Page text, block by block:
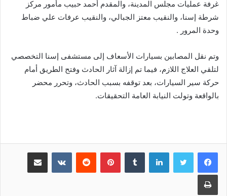
غرفة عمليات مجلس المدينة، والمقدم أحمد حبيب مأمور مركز
شرطة إسنا، والنقيب معتز الجبالي، والنقيب عرفات علي ضباط
وحدة المرور .
وتم نقل المصابين بسيارات الأسعاف إلى مستشفى إسنا التخصصي
لتلقي العلاج اللازم، فيما تم إزالة آثار الحادث وفتح الطريق أمام
حركة سير السيارات، بعد توقفه بسبب الحادث، وتحرر محضر
بالواقعة وتولت النيابة العامة التحقيقات.
لينكدإن بينتيريست